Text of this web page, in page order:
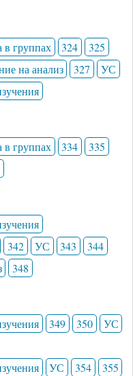
в группах 324
325
на анализ 327
УС
в группах 334
335
342 УС 343
344
348
349 350
УС
УС 354 355